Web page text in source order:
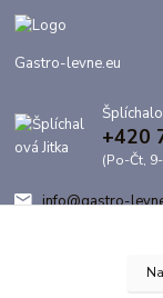
Gastro-levne.eu
+420
(Po-Čt,
info@gastro-